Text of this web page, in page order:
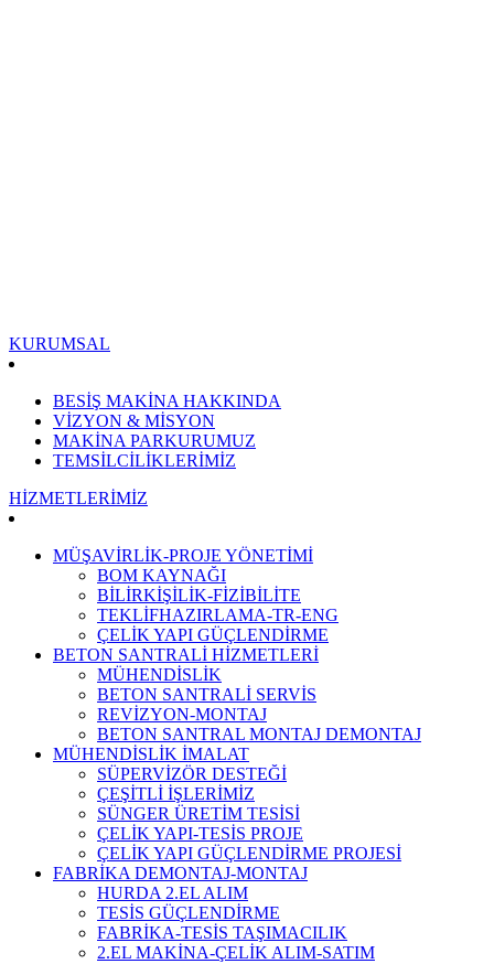
KURUMSAL
BESİŞ MAKİNA HAKKINDA
VİZYON & MİSYON
MAKİNA PARKURUMUZ
TEMSİLCİLİKLERİMİZ
HİZMETLERİMİZ
MÜŞAVİRLİK-PROJE YÖNETİMİ
BOM KAYNAĞI
BİLİRKİŞİLİK-FİZİBİLİTE
TEKLİFHAZIRLAMA-TR-ENG
ÇELİK YAPI GÜÇLENDİRME
BETON SANTRALİ HİZMETLERİ
MÜHENDİSLİK
BETON SANTRALİ SERVİS
REVİZYON-MONTAJ
BETON SANTRAL MONTAJ DEMONTAJ
MÜHENDİSLİK İMALAT
SÜPERVİZÖR DESTEĞİ
ÇEŞİTLİ İŞLERİMİZ
SÜNGER ÜRETİM TESİSİ
ÇELİK YAPI-TESİS PROJE
ÇELİK YAPI GÜÇLENDİRME PROJESİ
FABRİKA DEMONTAJ-MONTAJ
HURDA 2.EL ALIM
TESİS GÜÇLENDİRME
FABRİKA-TESİS TAŞIMACILIK
2.EL MAKİNA-ÇELİK ALIM-SATIM